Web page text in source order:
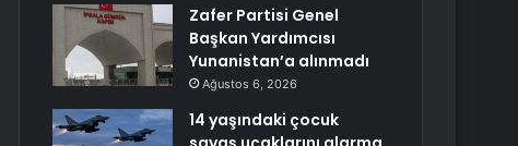
Zafer Partisi Genel
Başkan Yardımcısı
Yunanistan’a alınmadı
Ağustos 6, 2026
14 yaşındaki çocuk